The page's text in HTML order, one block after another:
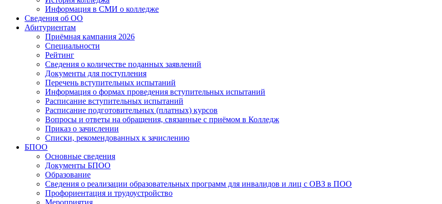
Информация в СМИ о колледже
Сведения об ОО
Абитуриентам
Приёмная кампания 2026
Специальности
Рейтинг
Сведения о количестве поданных заявлений
Документы для поступления
Перечень вступительных испытаний
Информация о формах проведения вступительных испытаний
Расписание вступительных испытаний
Расписание подготовительных (платных) курсов
Вопросы и ответы на обращения, связанные с приёмом в Колледж
Приказ о зачислении
Списки, рекомендованных к зачислению
БПОО
Основные сведения
Документы БПОО
Образование
Сведения о реализации образовательных программ для инвалидов и лиц с ОВЗ в ПОО
Профориентация и трудоустройство
Мероприятия